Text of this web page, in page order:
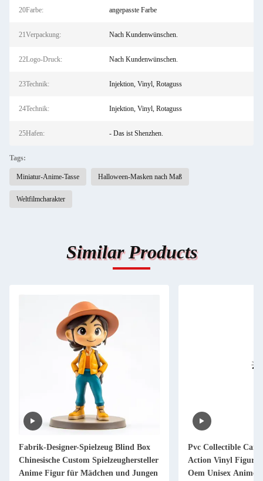
20Farbe: angepasste Farbe
21Verpackung: Nach Kundenwünschen.
22Logo-Druck: Nach Kundenwünschen.
23Technik: Injektion, Vinyl, Rotaguss
24Technik: Injektion, Vinyl, Rotaguss
25Hafen: - Das ist Shenzhen.
Tags:
Miniatur-Anime-Tasse Halloween-Masken nach Maß
Weltfilmcharakter
Similar Products
Fabrik-Designer-Spielzeug Blind Box
Chinesische Custom Spielzeughersteller
Anime Figur für Mädchen und Jungen
Pvc Collectible
Action Vinyl Figure
Oem Unisex Anime